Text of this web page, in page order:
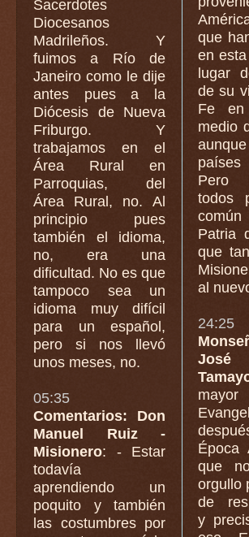
Sacerdotes
Diocesanos
Madrileños. Y
fuimos a Río de
Janeiro como le dije
antes pues a la
Diócesis de Nueva
Friburgo. Y
trabajamos en el
Área Rural en
Parroquias, del
Área Rural, no. Al
principio pues
también el idioma,
no, era una
dificultad. No es que
tampoco sea un
idioma muy difícil
para un español,
pero si nos llevó
unos meses, no.
05:35
Comentarios: Don
Manuel Ruiz -
Misionero: - Estar
todavía
aprendiendo un
poquito y también
las costumbres por
que
en
lugar
de su
Fe en Madrid en
medio
Pero
todos
común
Patria
que
al
24:25
José
Época
que
orgullo
de
y